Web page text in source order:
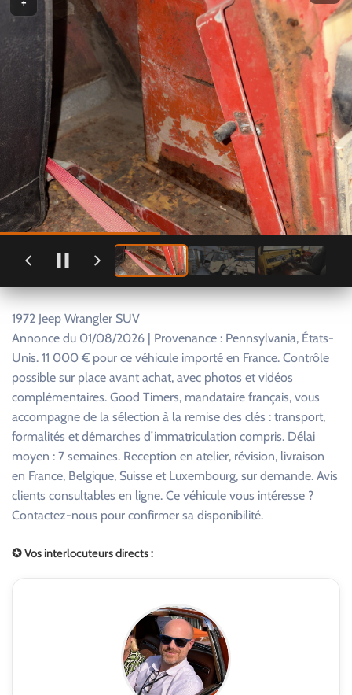
+
1972 Jeep Wrangler SUV
Annonce du 01/08/2026 | Provenance : Pennsylvania, États-
Unis. 11 000 € pour ce véhicule importé en France. Contrôle
possible sur place avant achat, avec photos et vidéos
complémentaires. Good Timers, mandataire français, vous
accompagne de la sélection à la remise des clés : transport,
formalités et démarches d’immatriculation compris. Délai
moyen : 7 semaines. Reception en atelier, révision, livraison
en France, Belgique, Suisse et Luxembourg, sur demande. Avis
clients consultables en ligne. Ce véhicule vous intéresse ?
Contactez-nous pour confirmer sa disponibilité.
✪ Vos interlocuteurs directs :